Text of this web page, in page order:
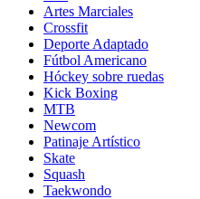
Artes Marciales
Crossfit
Deporte Adaptado
Fútbol Americano
Hóckey sobre ruedas
Kick Boxing
MTB
Newcom
Patinaje Artístico
Skate
Squash
Taekwondo